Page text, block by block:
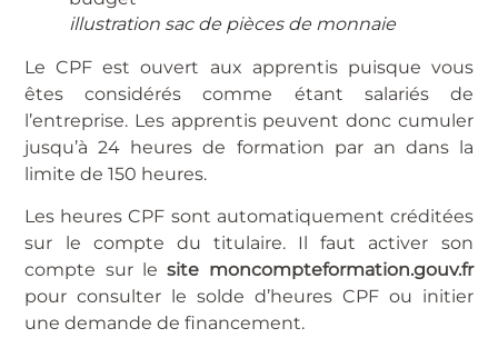
illustration sac de pièces de monnaie
Le CPF est ouvert aux apprentis puisque vous
êtes considérés comme étant salariés de
l’entreprise. Les apprentis peuvent donc cumuler
jusqu’à 24 heures de formation par an dans la
limite de 150 heures.
Les heures CPF sont automatiquement créditées
sur le compte du titulaire. Il faut activer son
compte sur lesite moncompteformation.gouv.fr
pour consulter le solde d’heures CPF ou initier
une demande de financement.